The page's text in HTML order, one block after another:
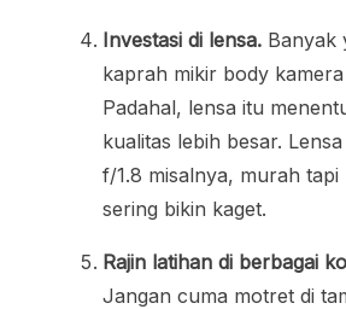
Investasi di lensa. Banyak
kaprah mikir body
Padahal, lensa itu
kualitas lebih besar.
f/1.8 misalnya, murah tapi
sering bikin kaget.
Rajin latihan di berbagai
Jangan cuma motret di